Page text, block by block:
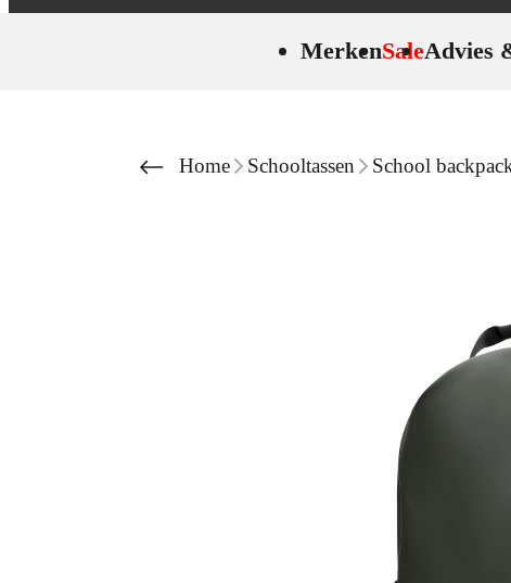
MerkenSaleAdvies
Home Schooltassen School